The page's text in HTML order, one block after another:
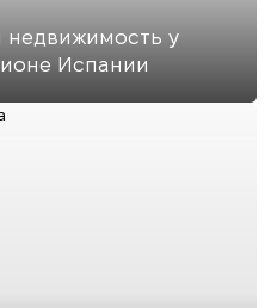
недвижимость у
Испании